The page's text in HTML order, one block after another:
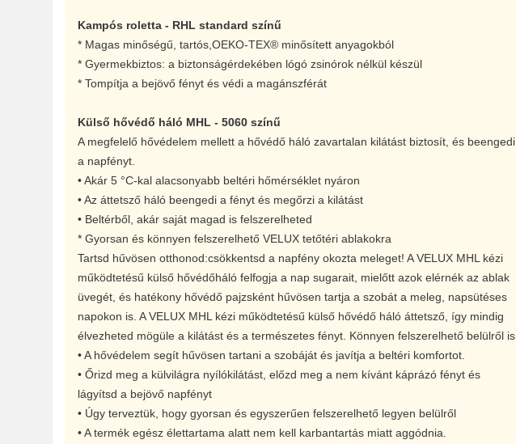
Kampós roletta - RHL standard színű
* Magas minőségű, tartós,OEKO-TEX® minősített anyagokból
* Gyermekbiztos: a biztonságérdekében lógó zsinórok nélkül készül
* Tompítja a bejövő fényt és védi a magánszférát
Külső hővédő háló MHL - 5060 színű
A megfelelő hővédelem mellett a hővédő háló zavartalan kilátást biztosít, és beengedi
a napfényt.
• Akár 5 °C-kal alacsonyabb beltéri hőmérséklet nyáron
• Az áttetsző háló beengedi a fényt és megőrzi a kilátást
• Beltérből, akár saját magad is felszerelheted
* Gyorsan és könnyen felszerelhető VELUX tetőtéri ablakokra
Tartsd hűvösen otthonod:csökkentsd a napfény okozta meleget! A VELUX MHL kézi
működtetésű külső hővédőháló felfogja a nap sugarait, mielőtt azok elérnék az ablak
üvegét, és hatékony hővédő pajzsként hűvösen tartja a szobát a meleg, napsütéses
napokon is. A VELUX MHL kézi működtetésű külső hővédő háló áttetsző, így mindig
élvezheted mögüle a kilátást és a természetes fényt. Könnyen felszerelhető belülről is.
• A hővédelem segít hűvösen tartani a szobáját és javítja a beltéri komfortot.
• Őrizd meg a külvilágra nyílókilátást, előzd meg a nem kívánt káprázó fényt és
lágyítsd a bejövő napfényt
• Úgy terveztük, hogy gyorsan és egyszerűen felszerelhető legyen belülről
• A termék egész élettartama alatt nem kell karbantartás miatt aggódnia.